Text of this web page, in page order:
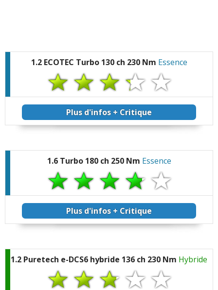
1.2 ECOTEC Turbo 130 ch 230 Nm Essence
Plus d'infos + Critique
1.6 Turbo 180 ch 250 Nm Essence
Plus d'infos + Critique
1.2 Puretech e-DCS6 hybride 136 ch 230 Nm Hybride